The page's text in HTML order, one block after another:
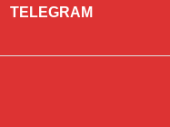
TELEGRAM